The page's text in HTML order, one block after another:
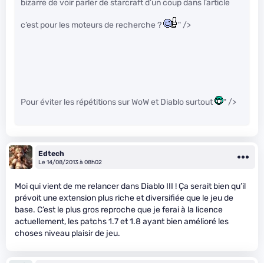
bizarre de voir parler de starcraft d’un coup dans l’article
c’est pour les moteurs de recherche ? " />
Pour éviter les répétitions sur WoW et Diablo surtout " />
Edtech
Le 14/08/2013 à 08h02
Moi qui vient de me relancer dans Diablo III ! Ça serait bien qu’il
prévoit une extension plus riche et diversifiée que le jeu de
base. C’est le plus gros reproche que je ferai à la licence
actuellement, les patchs 1.7 et 1.8 ayant bien amélioré les
choses niveau plaisir de jeu.